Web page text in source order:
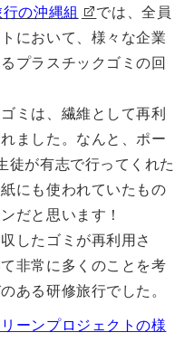
の沖縄組
では、全員
において、様々な企業
プラスチックゴミの回
ミは、繊維として再利
ました。なんと、ポー
徒が有志で行ってくれた
にも使われていたもの
だと思います！
したゴミが再利用さ
非常に多くのことを考
ある研修旅行でした。
ーンプロジェクトの様